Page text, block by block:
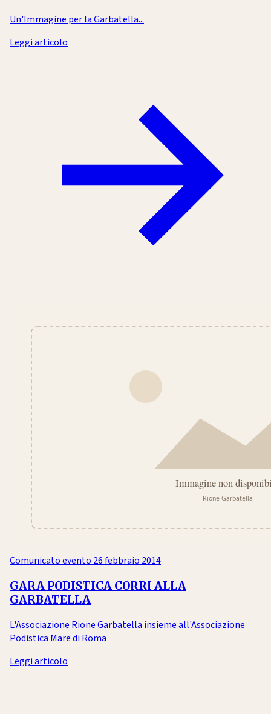
Un'Immagine per la Garbatella...
Leggi articolo
Comunicato evento 26 febbraio 2014
GARA PODISTICA CORRI ALLA
GARBATELLA
L'Associazione Rione Garbatella insieme all'Associazione
Podistica Mare di Roma
Leggi articolo